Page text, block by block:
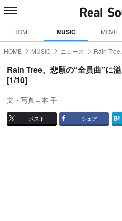
HOME MUSIC MOVIE
HOME MUSIC ニュース Rain Tree
Rain Tree、悲願の“全員曲”に
[1/10]
文・写真＝本 手
ポスト シェア